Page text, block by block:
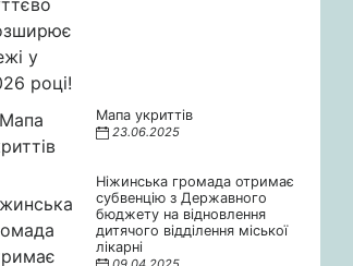
Мапа укриттів
23.06.2025
Ніжинська громада отримає
субвенцію з Державного
бюджету на відновлення
дитячого відділення міської
лікарні